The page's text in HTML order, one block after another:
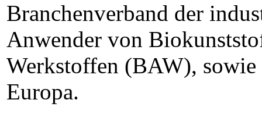
Branchenverband der
Anwender von
Werkstoffen (BAW), sowie
Europa.